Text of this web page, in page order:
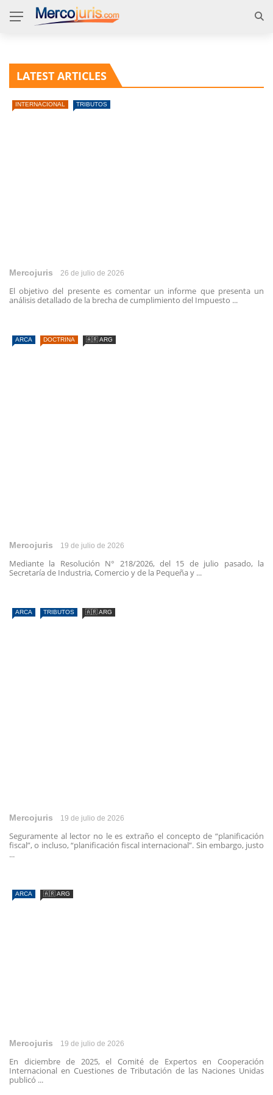
LATEST ARTICLES
INTERNACIONAL TRIBUTOS
Mercojuris 26 de julio de 2026
El objetivo del presente es comentar un informe que presenta un
análisis detallado de la brecha de cumplimiento del Impuesto ...
ARCA DOCTRINA 🇦🇷 ARG
Mercojuris 19 de julio de 2026
Mediante la Resolución N° 218/2026, del 15 de julio pasado, la
Secretaría de Industria, Comercio y de la Pequeña y ...
ARCA TRIBUTOS 🇦🇷 ARG
Mercojuris 19 de julio de 2026
Seguramente al lector no le es extraño el concepto de “planificación
fiscal”, o incluso, “planificación fiscal internacional”. Sin embargo, justo
...
ARCA 🇦🇷 ARG
Mercojuris 19 de julio de 2026
En diciembre de 2025, el Comité de Expertos en Cooperación
Internacional en Cuestiones de Tributación de las Naciones Unidas
publicó ...